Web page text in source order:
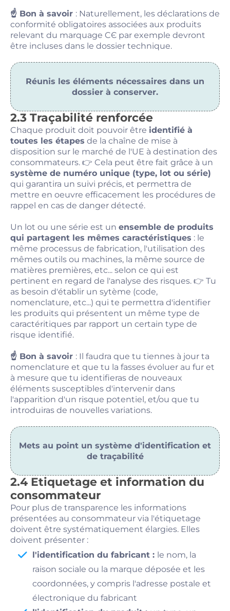
☝️ Bon à savoir : Naturellement, les déclarations de
conformité obligatoires associées aux produits
relevant du marquage CЄ par exemple devront
être incluses dans le dossier technique.
Réunis les éléments nécessaires dans un
dossier à conserver.
2.3 Traçabilité renforcée
Chaque produit doit pouvoir être identifié à
toutes les étapes de la chaîne de mise à
disposition sur le marché de l'UE à destination des
consommateurs. 👉 Cela peut être fait grâce à un
système de numéro unique (type, lot ou série)
qui garantira un suivi précis, et permettra de
mettre en oeuvre efficacement les procédures de
rappel en cas de danger détecté.
Un lot ou une série est un ensemble de produits
qui partagent les mêmes caractéristiques : le
même processus de fabrication, l'utilisation des
mêmes outils ou machines, la même source de
matières premières, etc... selon ce qui est
pertinent en regard de l'analyse des risques. 👉 Tu
as besoin d'établir un sytème (code,
nomenclature, etc...) qui te permettra d'identifier
les produits qui présentent un même type de
caractéritiques par rapport un certain type de
risque identifié.
☝️ Bon à savoir : Il faudra que tu tiennes à jour ta
nomenclature et que tu la fasses évoluer au fur et
à mesure que tu identifieras de nouveaux
éléments susceptibles d'intervenir dans
l'apparition d'un risque potentiel, et/ou que tu
introduiras de nouvelles variations.
Mets au point un système d'identification et
de traçabilité
2.4 Etiquetage et information du
consommateur
Pour plus de transparence les informations
présentées au consommateur via l'étiquetage
doivent être systématiquement élargies. Elles
doivent présenter :
l'identification du fabricant : le nom, la
raison sociale ou la marque déposée et les
coordonnées, y compris l'adresse postale et
électronique du fabricant